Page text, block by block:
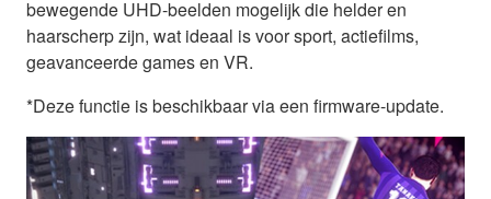
bewegende UHD-beelden mogelijk die helder en
haarscherp zijn, wat ideaal is voor sport, actiefilms,
geavanceerde games en VR.
*Deze functie is beschikbaar via een firmware-update.